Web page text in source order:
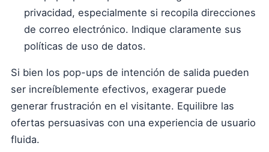
privacidad, especialmente si recopila direcciones
de correo electrónico. Indique claramente sus
políticas de uso de datos.
Si bien los pop-ups de intención de salida pueden
ser increíblemente efectivos, exagerar puede
generar frustración en el visitante. Equilibre las
ofertas persuasivas con una experiencia de usuario
fluida.